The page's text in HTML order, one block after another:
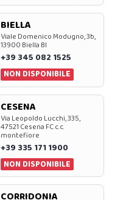
BIELLA
Viale Domenico Modugno, 3b,
13900 Biella BI
+39 345 082 1525
NON DISPONIBILE
CESENA
Via Leopoldo Lucchi, 335,
47521 Cesena FC c.c.
montefiore
+39 335 171 1900
NON DISPONIBILE
CORRIDONIA